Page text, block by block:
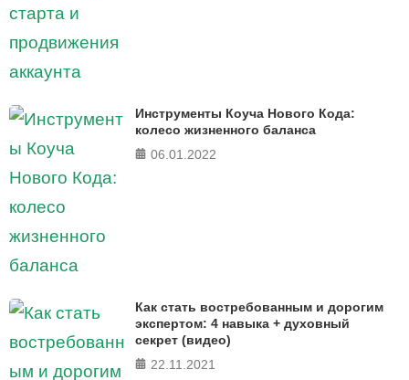
Инструменты Коуча Нового Кода:
колесо жизненного баланса
06.01.2022
Как стать востребованным и дорогим
экспертом: 4 навыка + духовный
секрет (видео)
22.11.2021